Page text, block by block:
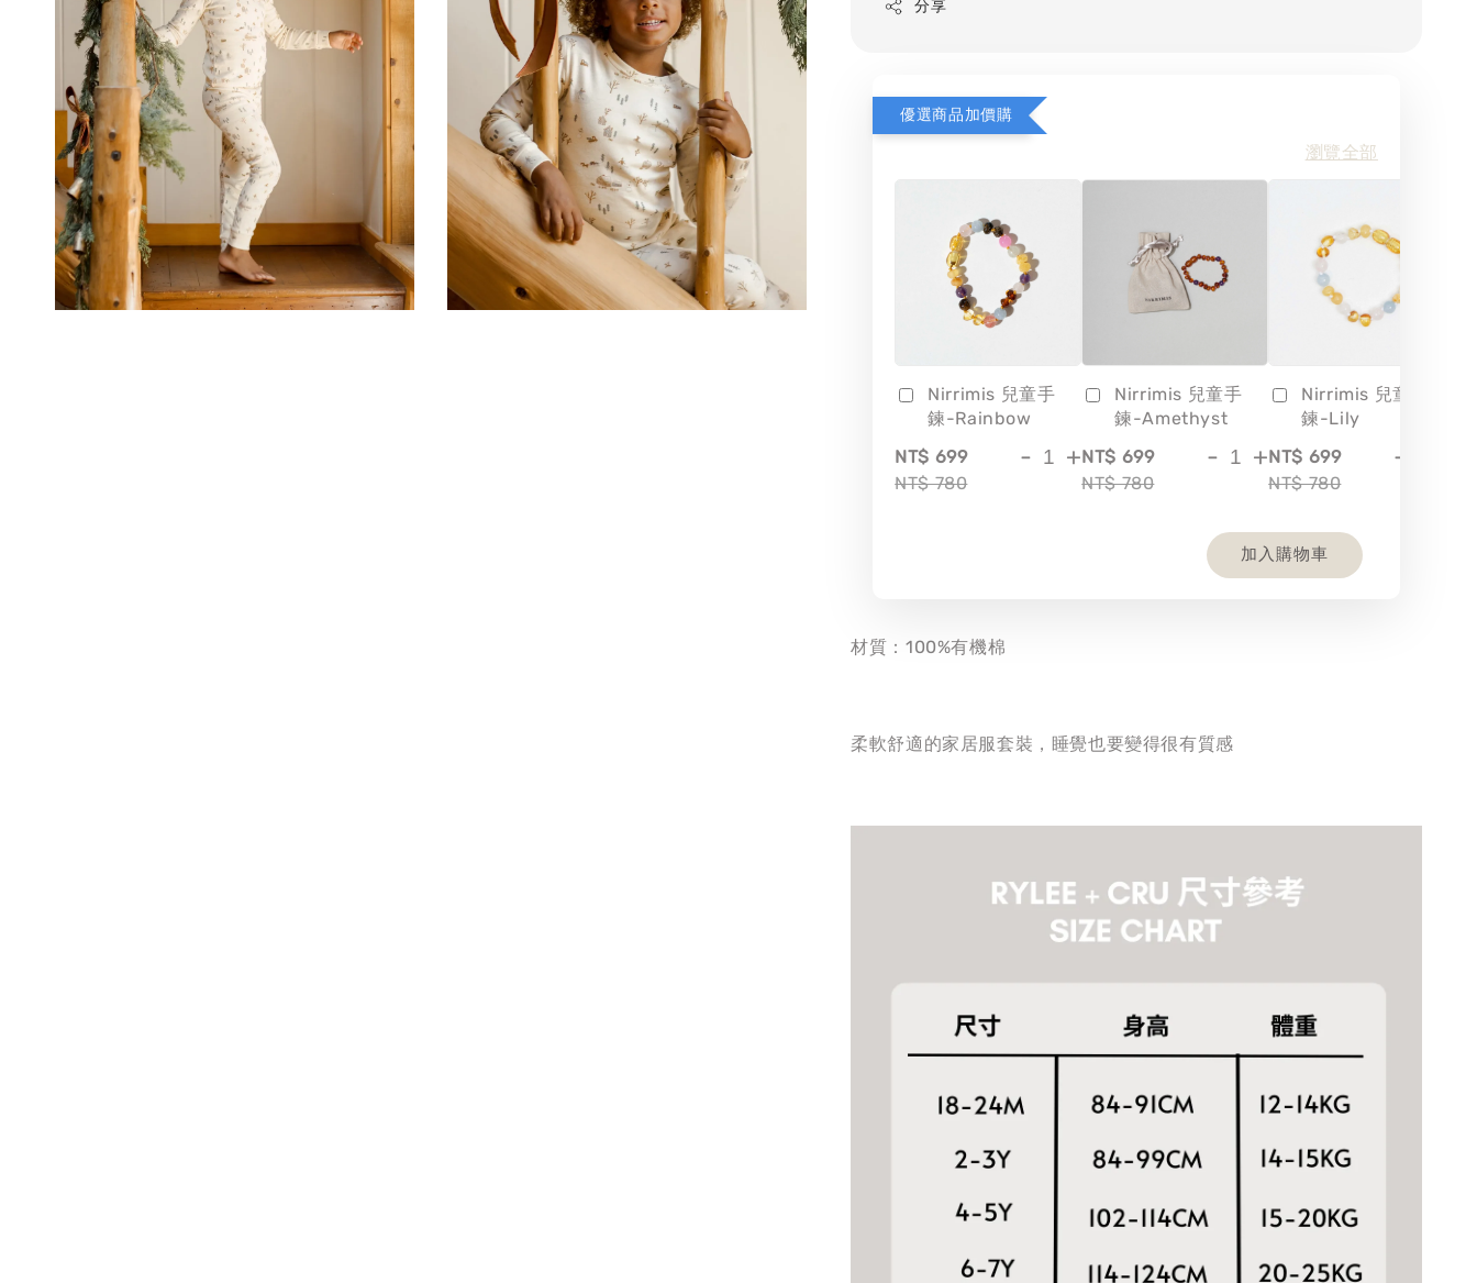
分享
優選商品加價購
瀏覽全部
Nirrimis 兒童手
鍊-Rainbow
NT$ 699
NT$ 780
- +
Nirrimis 兒童手
鍊-Amethyst
NT$ 699
NT$ 780
- +
Nirrimis 兒童手
鍊-Lily
NT$ 699
NT$ 780
-
加入購物車
材質：100%有機棉
柔軟舒適的家居服套裝，睡覺也要變得很有質感